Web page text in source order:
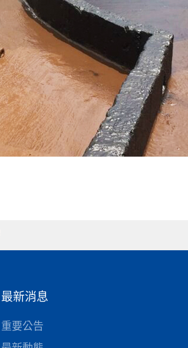
最新消息
重要公告